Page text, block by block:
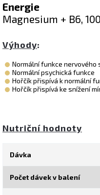
Energie
Magnesium + B6,
Výhody:
Normální funkce nervového
Normální psychická funkce
Hořčík přispívá k normální
Hořčík přispívá ke snížení
Nutriční hodnoty
Dávka
Počet dávek v balení